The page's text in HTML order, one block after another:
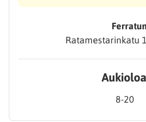
Ratamestarinkatu
8-20